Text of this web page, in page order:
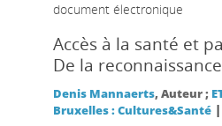
document électronique
Accès à la santé et
De la
Denis Mannaerts, Auteur ;
Bruxelles : Cultures&Santé|